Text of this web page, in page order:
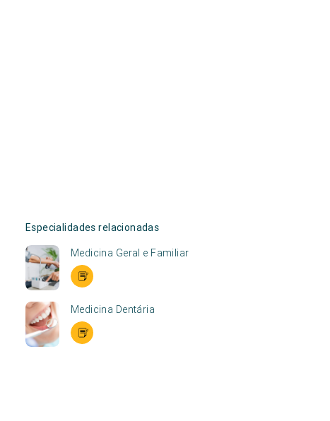
Especialidades relacionadas
Medicina Geral e Familiar
Medicina Dentária